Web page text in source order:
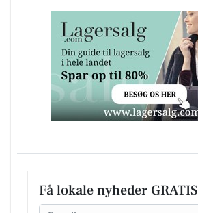
Få lokale nyheder GRATIS
Email